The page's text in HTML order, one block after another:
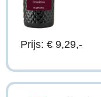
Prijs: € 9,29,-